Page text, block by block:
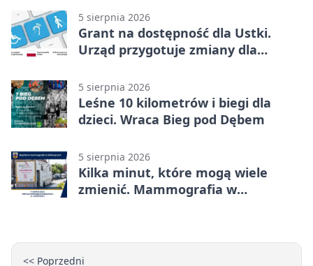
5 sierpnia 2026
Grant na dostępność dla Ustki.
Urząd przygotuje zmiany dla
5 sierpnia 2026
Leśne 10 kilometrów i biegi dla
dzieci. Wraca Bieg pod Dębem
5 sierpnia 2026
Kilka minut, które mogą wiele
zmienić. Mammografia w
<< Poprzedni